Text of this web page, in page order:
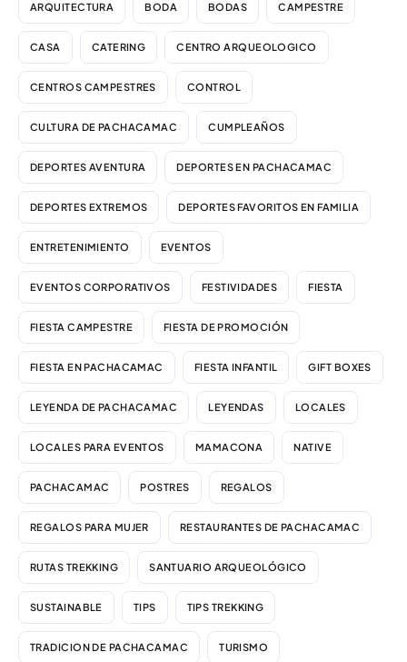
ARQUITECTURA BODA BODAS CAMPESTRE
CASA CATERING CENTRO ARQUEOLOGICO
CENTROS CAMPESTRES CONTROL
CULTURA DE PACHACAMAC CUMPLEAÑOS
DEPORTES AVENTURA DEPORTES EN PACHACAMAC
DEPORTES EXTREMOS DEPORTES FAVORITOS EN FAMILIA
ENTRETENIMIENTO EVENTOS
EVENTOS CORPORATIVOS FESTIVIDADES FIESTA
FIESTA CAMPESTRE FIESTA DE PROMOCIÓN
FIESTA EN PACHACAMAC FIESTA INFANTIL GIFT BOXES
LEYENDA DE PACHACAMAC LEYENDAS LOCALES
LOCALES PARA EVENTOS MAMACONA NATIVE
PACHACAMAC POSTRES REGALOS
REGALOS PARA MUJER RESTAURANTES DE PACHACAMAC
RUTAS TREKKING SANTUARIO ARQUEOLÓGICO
SUSTAINABLE TIPS TIPS TREKKING
TRADICION DE PACHACAMAC TURISMO